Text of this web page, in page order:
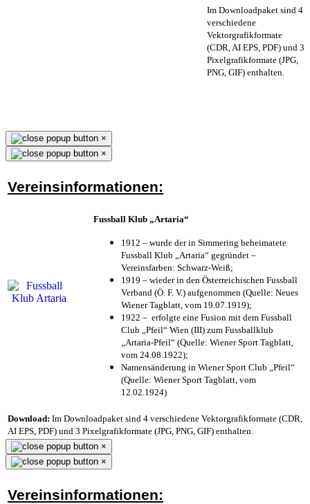
Im Downloadpaket sind 4
verschiedene
Vektorgrafikformate
(CDR, AI EPS, PDF) und 3
Pixelgrafikformate (JPG,
PNG, GIF) enthalten.
×
×
Vereinsinformationen:
Fussball Klub „Artaria“
1912 – wurde der in Simmering beheimatete
Fussball Klub „Artaria“ gegründet –
Vereinsfarben: Schwarz-Weiß;
1919 – wieder in den Österreichischen Fussball
Verband (Ö. F. V.) aufgenommen (Quelle: Neues
Wiener Tagblatt, vom 19.07.1919);
1922 – erfolgte eine Fusion mit dem Fussball
Club „Pfeil“ Wien (III) zum Fussballklub
„Artaria-Pfeil“ (Quelle: Wiener Sport Tagblatt,
vom 24.08.1922);
Namensänderung in Wiener Sport Club „Pfeil“
(Quelle: Wiener Sport Tagblatt, vom
12.02.1924)
Download: Im Downloadpaket sind 4 verschiedene Vektorgrafikformate (CDR,
AI EPS, PDF) und 3 Pixelgrafikformate (JPG, PNG, GIF) enthalten.
×
×
Vereinsinformationen: